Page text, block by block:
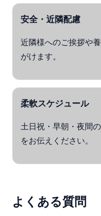
安全・近隣配慮
近隣様へのご挨拶や
がけます。
柔軟スケジュール
土日祝・早朝・夜間
をお伝えください。
よくある質問